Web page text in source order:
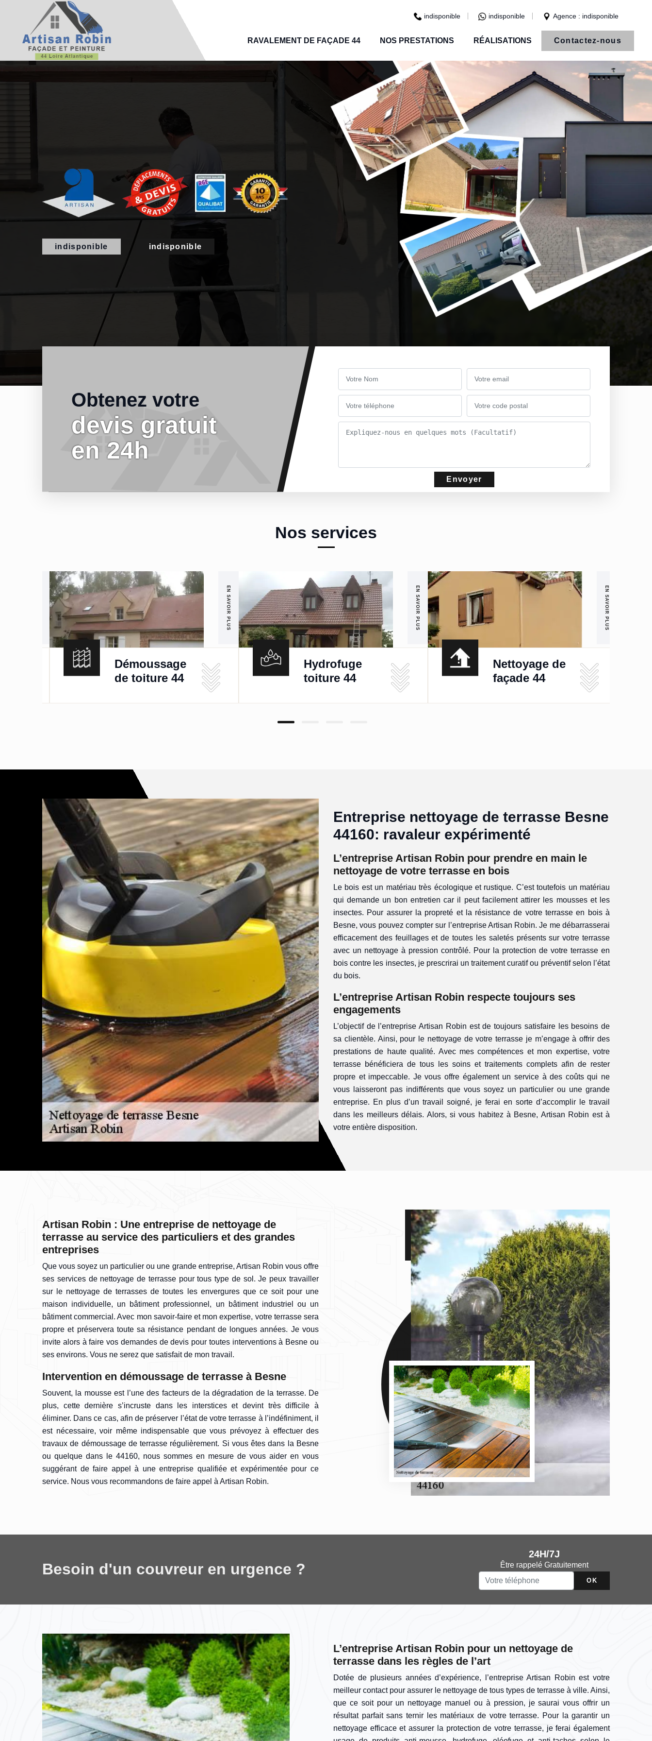
indisponible indisponible Agence : indisponible
RAVALEMENT DE FAÇADE 44 NOS PRESTATIONS RÉALISATIONS Contactez-nous
indisponible indisponible
Obtenez votre
devis gratuit
en 24h
Nos services
EN SAVOIR PLUS
Démoussage
de toiture 44
EN SAVOIR PLUS
Hydrofuge
toiture 44
EN SAVOIR PLUS
Nettoyage de
façade 44
Entreprise nettoyage de terrasse Besne
44160: ravaleur expérimenté
L’entreprise Artisan Robin pour prendre en main le
nettoyage de votre terrasse en bois
Le bois est un matériau très écologique et rustique. C’est toutefois un matériau
qui demande un bon entretien car il peut facilement attirer les mousses et les
insectes. Pour assurer la propreté et la résistance de votre terrasse en bois à
Besne, vous pouvez compter sur l’entreprise Artisan Robin. Je me débarrasserai
efficacement des feuillages et de toutes les saletés présents sur votre terrasse
avec un nettoyage à pression contrôlé. Pour la protection de votre terrasse en
bois contre les insectes, je prescrirai un traitement curatif ou préventif selon l’état
du bois.
L’entreprise Artisan Robin respecte toujours ses
engagements
L’objectif de l’entreprise Artisan Robin est de toujours satisfaire les besoins de
sa clientèle. Ainsi, pour le nettoyage de votre terrasse je m’engage à offrir des
prestations de haute qualité. Avec mes compétences et mon expertise, votre
terrasse bénéficiera de tous les soins et traitements complets afin de rester
propre et impeccable. Je vous offre également un service à des coûts qui ne
vous laisseront pas indifférents que vous soyez un particulier ou une grande
entreprise. En plus d’un travail soigné, je ferai en sorte d’accomplir le travail
dans les meilleurs délais. Alors, si vous habitez à Besne, Artisan Robin est à
votre entière disposition.
Artisan Robin : Une entreprise de nettoyage de
terrasse au service des particuliers et des grandes
entreprises
Que vous soyez un particulier ou une grande entreprise, Artisan Robin vous offre
ses services de nettoyage de terrasse pour tous type de sol. Je peux travailler
sur le nettoyage de terrasses de toutes les envergures que ce soit pour une
maison individuelle, un bâtiment professionnel, un bâtiment industriel ou un
bâtiment commercial. Avec mon savoir-faire et mon expertise, votre terrasse sera
propre et préservera toute sa résistance pendant de longues années. Je vous
invite alors à faire vos demandes de devis pour toutes interventions à Besne ou
ses environs. Vous ne serez que satisfait de mon travail.
Intervention en démoussage de terrasse à Besne
Souvent, la mousse est l’une des facteurs de la dégradation de la terrasse. De
plus, cette dernière s’incruste dans les interstices et devint très difficile à
éliminer. Dans ce cas, afin de préserver l’état de votre terrasse à l’indéfiniment, il
est nécessaire, voir même indispensable que vous prévoyez à effectuer des
travaux de démoussage de terrasse régulièrement. Si vous êtes dans la Besne
ou quelque dans le 44160, nous sommes en mesure de vous aider en vous
suggérant de faire appel à une entreprise qualifiée et expérimentée pour ce
service. Nous vous recommandons de faire appel à Artisan Robin.
Besoin d'un couvreur en urgence ?
24H/7J
Être rappelé Gratuitement
L’entreprise Artisan Robin pour un nettoyage de
terrasse dans les règles de l’art
Dotée de plusieurs années d’expérience, l’entreprise Artisan Robin est votre
meilleur contact pour assurer le nettoyage de tous types de terrasse à ville. Ainsi,
que ce soit pour un nettoyage manuel ou à pression, je saurai vous offrir un
résultat parfait sans ternir les matériaux de votre terrasse. Pour la garantir un
nettoyage efficace et assurer la protection de votre terrasse, je ferai également